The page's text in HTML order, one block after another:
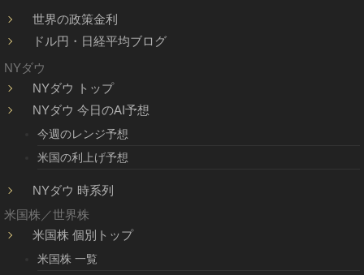
世界の政策金利
ドル円・日経平均ブログ
NYダウ
NYダウ トップ
NYダウ 今日のAI予想
今週のレンジ予想
米国の利上げ予想
NYダウ 時系列
米国株／世界株
米国株 個別トップ
米国株 一覧